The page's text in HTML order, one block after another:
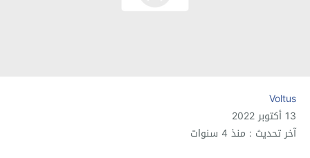
Voltus
13 أكتوبر 2022
آخر تحديث : منذ 4 سنوات